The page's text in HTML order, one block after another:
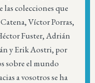
las colecciones que
Víctor Porras,
Fuster, Adrián
y Erik Aostri, por
sobre el mundo
a vosotros se ha